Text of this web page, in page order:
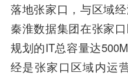
落地张家口，与区域
秦淮数据集团在张家
规划的IT总容量达
经是张家口区域内运